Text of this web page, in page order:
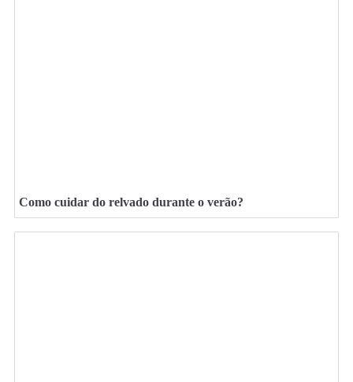
Como cuidar do relvado durante o verão?